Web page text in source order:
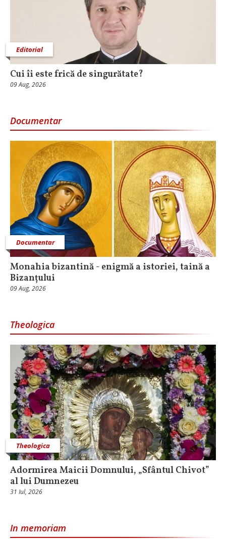
Editorial
Cui îi este frică de singurătate?
09 Aug, 2026
Documentar
Documentar
Monahia bizantină - enigmă a istoriei, taină a
Bizanțului
09 Aug, 2026
Theologica
Theologica
Adormirea Maicii Domnului, „Sfântul Chivot”
al lui Dumnezeu
31 Iul, 2026
In memoriam